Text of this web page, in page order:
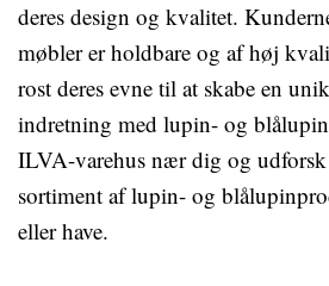
deres design og kvalitet.
møbler er holdbare og af høj
rost deres evne til at skabe en
indretning med lupin- og
ILVA-varehus nær dig og udforsk
sortiment af lupin- og
eller have.